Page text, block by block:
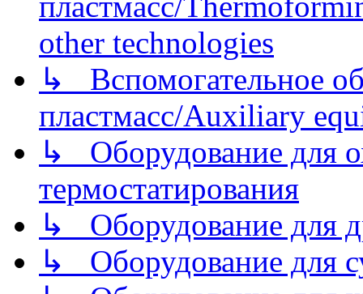
other technologies
↳ Вспомогательное
пластмасс/Auxiliary
↳ Оборудование для
термостатирования
↳ Оборудование для
↳ Оборудование для